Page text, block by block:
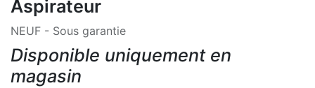
Aspirateur
NEUF - Sous garantie
Disponible uniquement en
magasin